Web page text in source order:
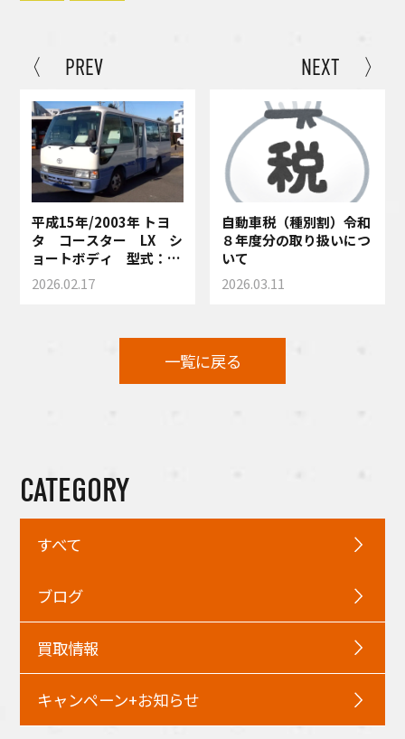
〈 PREV
平成15年/2003年 トヨ
タ コースター LX シ
ョートボディ 型式：
HZB40 MT５速車 買
い取りさせて頂きまし
2026.02.17
NEXT 〉
自動車税（種別割）令和
８年度分の取り扱いにつ
いて
2026.03.11
一覧に戻る
CATEGORY
すべて
ブログ
買取情報
キャンペーン+お知らせ